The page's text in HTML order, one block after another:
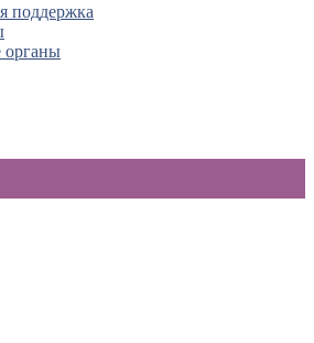
поддержка
органы